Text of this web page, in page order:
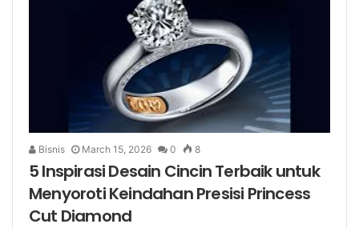
Bisnis March 15, 2026 0 8
5 Inspirasi Desain Cincin Terbaik untuk
Menyoroti Keindahan Presisi Princess
Cut Diamond